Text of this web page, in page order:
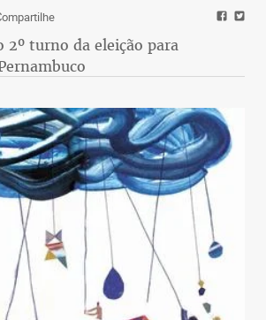
2º turno da eleição para